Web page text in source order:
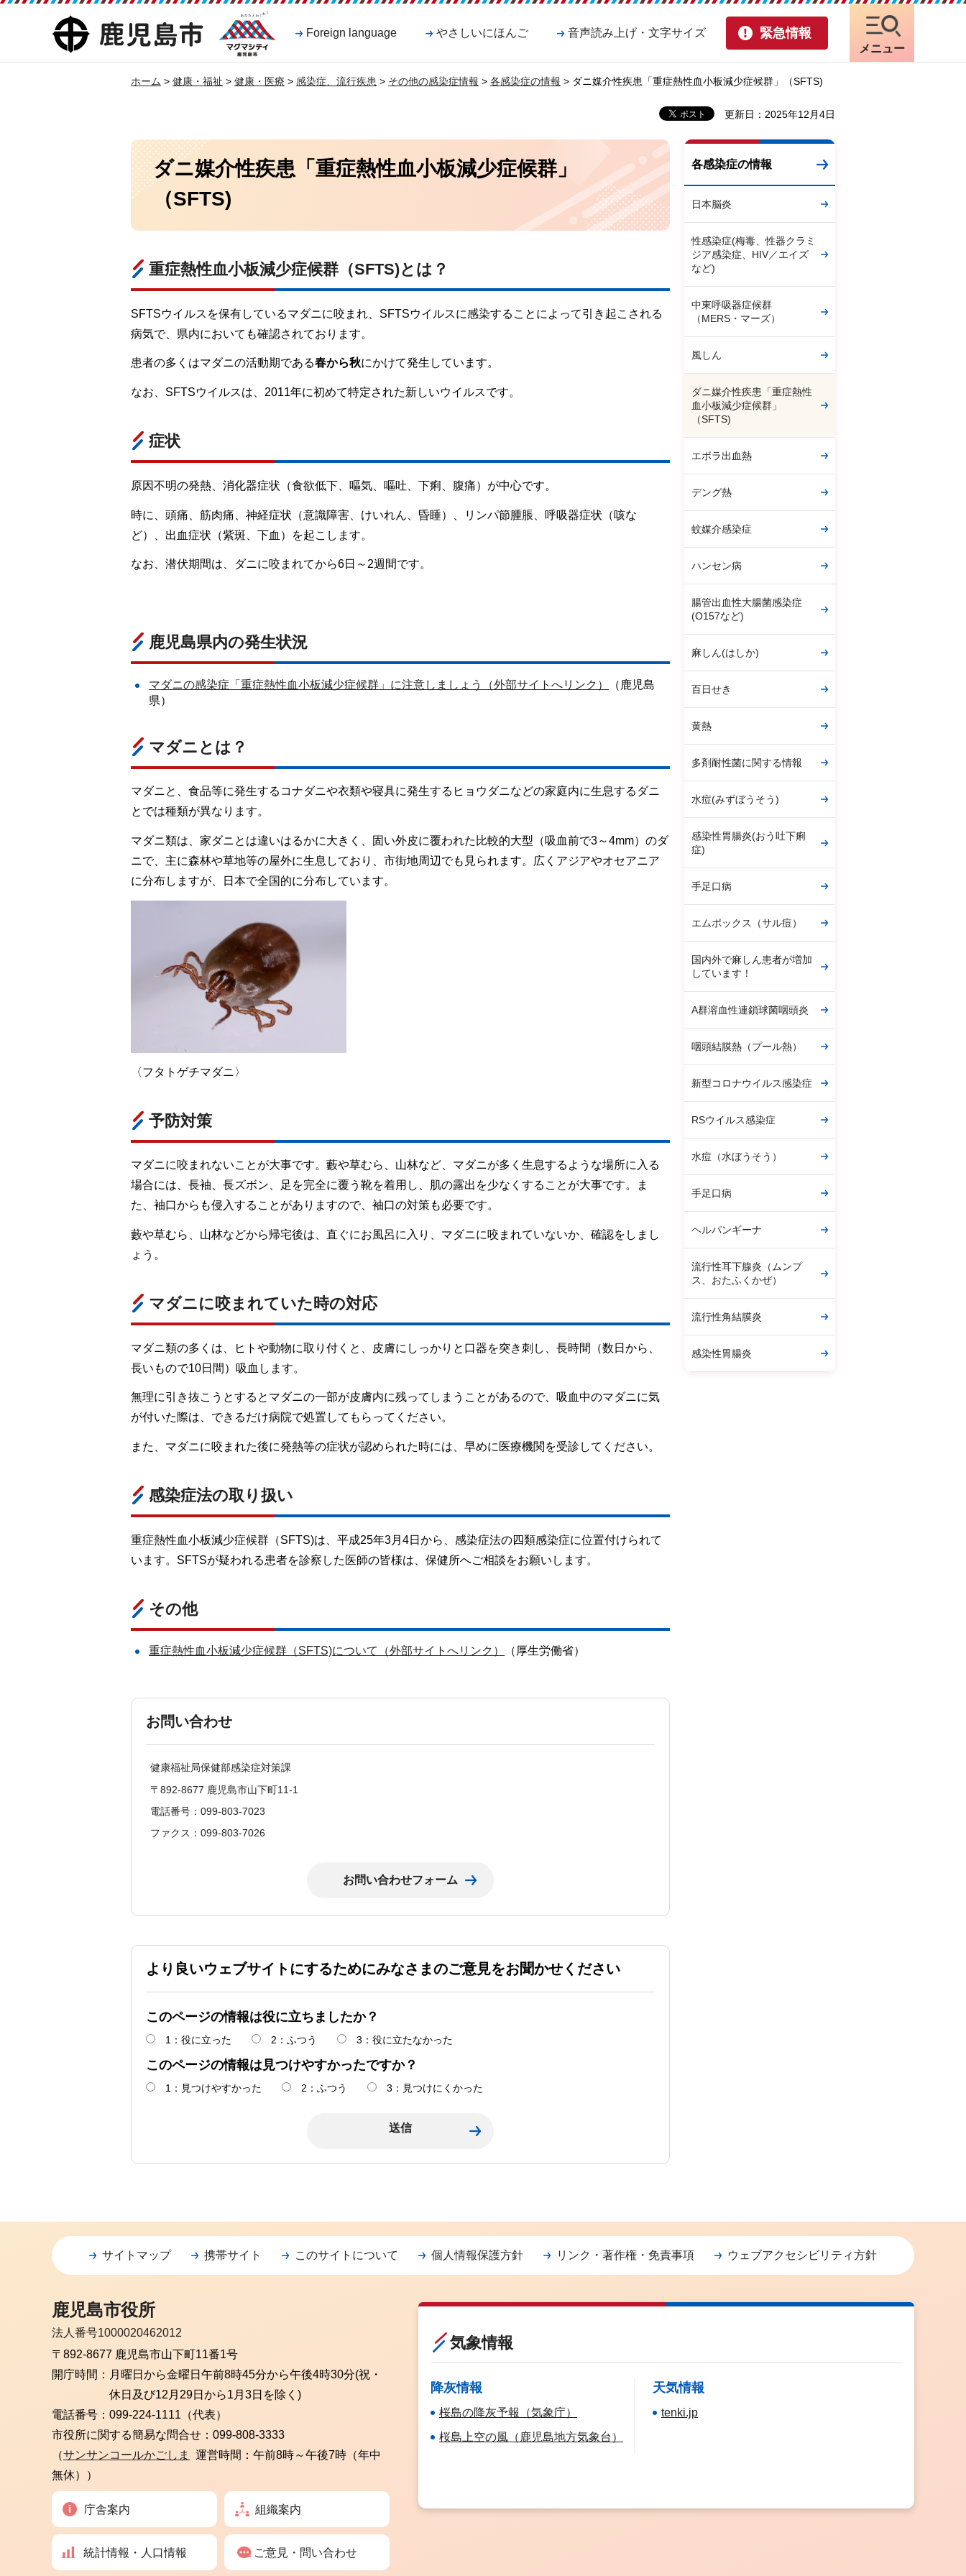
鹿児島市
マグマシティ
鹿児島市
Foreign language やさしいにほんご 音声読み上げ・文字サイズ 緊急情報
メニュー
ホーム > 健康・福祉 > 健康・医療 > 感染症、流行疾患 > その他の感染症情報 > 各感染症の情報 > ダニ媒介性疾患「重症熱性血小板減少症候群」（SFTS)
更新日：2025年12月4日
ダニ媒介性疾患「重症熱性血小板減少症候群」
（SFTS)
重症熱性血小板減少症候群（SFTS)とは？
SFTSウイルスを保有しているマダニに咬まれ、SFTSウイルスに感染することによって引き起こされる
病気で、県内においても確認されております。
患者の多くはマダニの活動期である春から秋にかけて発生しています。
なお、SFTSウイルスは、2011年に初めて特定された新しいウイルスです。
症状
原因不明の発熱、消化器症状（食欲低下、嘔気、嘔吐、下痢、腹痛）が中心です。
時に、頭痛、筋肉痛、神経症状（意識障害、けいれん、昏睡）、リンパ節腫脹、呼吸器症状（咳な
ど）、出血症状（紫斑、下血）を起こします。
なお、潜伏期間は、ダニに咬まれてから6日～2週間です。
鹿児島県内の発生状況
マダニの感染症「重症熱性血小板減少症候群」に注意しましょう（外部サイトへリンク）
（鹿児島
県）
マダニとは？
マダニと、食品等に発生するコナダニや衣類や寝具に発生するヒョウダニなどの家庭内に生息するダニ
とでは種類が異なります。
マダニ類は、家ダニとは違いはるかに大きく、固い外皮に覆われた比較的大型（吸血前で3～4mm）のダ
ニで、主に森林や草地等の屋外に生息しており、市街地周辺でも見られます。広くアジアやオセアニア
に分布しますが、日本で全国的に分布しています。
〈フタトゲチマダニ〉
予防対策
マダニに咬まれないことが大事です。藪や草むら、山林など、マダニが多く生息するような場所に入る
場合には、長袖、長ズボン、足を完全に覆う靴を着用し、肌の露出を少なくすることが大事です。ま
た、袖口からも侵入することがありますので、袖口の対策も必要です。
藪や草むら、山林などから帰宅後は、直ぐにお風呂に入り、マダニに咬まれていないか、確認をしまし
ょう。
マダニに咬まれていた時の対応
マダニ類の多くは、ヒトや動物に取り付くと、皮膚にしっかりと口器を突き刺し、長時間（数日から、
長いもので10日間）吸血します。
無理に引き抜こうとするとマダニの一部が皮膚内に残ってしまうことがあるので、吸血中のマダニに気
が付いた際は、できるだけ病院で処置してもらってください。
また、マダニに咬まれた後に発熱等の症状が認められた時には、早めに医療機関を受診してください。
感染症法の取り扱い
重症熱性血小板減少症候群（SFTS)は、平成25年3月4日から、感染症法の四類感染症に位置付けられて
います。SFTSが疑われる患者を診察した医師の皆様は、保健所へご相談をお願いします。
その他
重症熱性血小板減少症候群（SFTS)について（外部サイトへリンク） （厚生労働省）
お問い合わせ
健康福祉局保健部感染症対策課
〒892-8677 鹿児島市山下町11-1
電話番号：099-803-7023
ファクス：099-803-7026
より良いウェブサイトにするためにみなさまのご意見をお聞かせください
このページの情報は役に立ちましたか？
1：役に立った 2：ふつう 3：役に立たなかった
このページの情報は見つけやすかったですか？
1：見つけやすかった 2：ふつう 3：見つけにくかった
各感染症の情報
日本脳炎
性感染症(梅毒、性器クラミ
ジア感染症、HIV／エイズ
など)
中東呼吸器症候群
（MERS・マーズ）
風しん
ダニ媒介性疾患「重症熱性
血小板減少症候群」
（SFTS)
エボラ出血熱
デング熱
蚊媒介感染症
ハンセン病
腸管出血性大腸菌感染症
(O157など)
麻しん(はしか)
百日せき
黄熱
多剤耐性菌に関する情報
水痘(みずぼうそう)
感染性胃腸炎(おう吐下痢
症)
手足口病
エムポックス（サル痘）
国内外で麻しん患者が増加
しています！
A群溶血性連鎖球菌咽頭炎
咽頭結膜熱（プール熱）
新型コロナウイルス感染症
RSウイルス感染症
水痘（水ぼうそう）
手足口病
ヘルパンギーナ
流行性耳下腺炎（ムンプ
ス、おたふくかぜ）
流行性角結膜炎
感染性胃腸炎
サイトマップ 携帯サイト このサイトについて 個人情報保護方針 リンク・著作権・免責事項 ウェブアクセシビリティ方針
鹿児島市役所
法人番号1000020462012
〒892-8677 鹿児島市山下町11番1号
開庁時間： 月曜日から金曜日 午前8時45分から午後4時30分(祝・
休日及び12月29日から1月3日を除く)
電話番号： 099-224-1111（代表）
市役所に関する簡易な問合せ： 099-808-3333
（サンサンコールかごしま
運営時間：午前8時～午後7時（年中
無休））
庁舎案内 組織案内
統計情報・人口情報 ご意見・問い合わせ
気象情報
降灰情報
桜島の降灰予報（気象庁）
桜島上空の風（鹿児島地方気象台）
天気情報
tenki.jp